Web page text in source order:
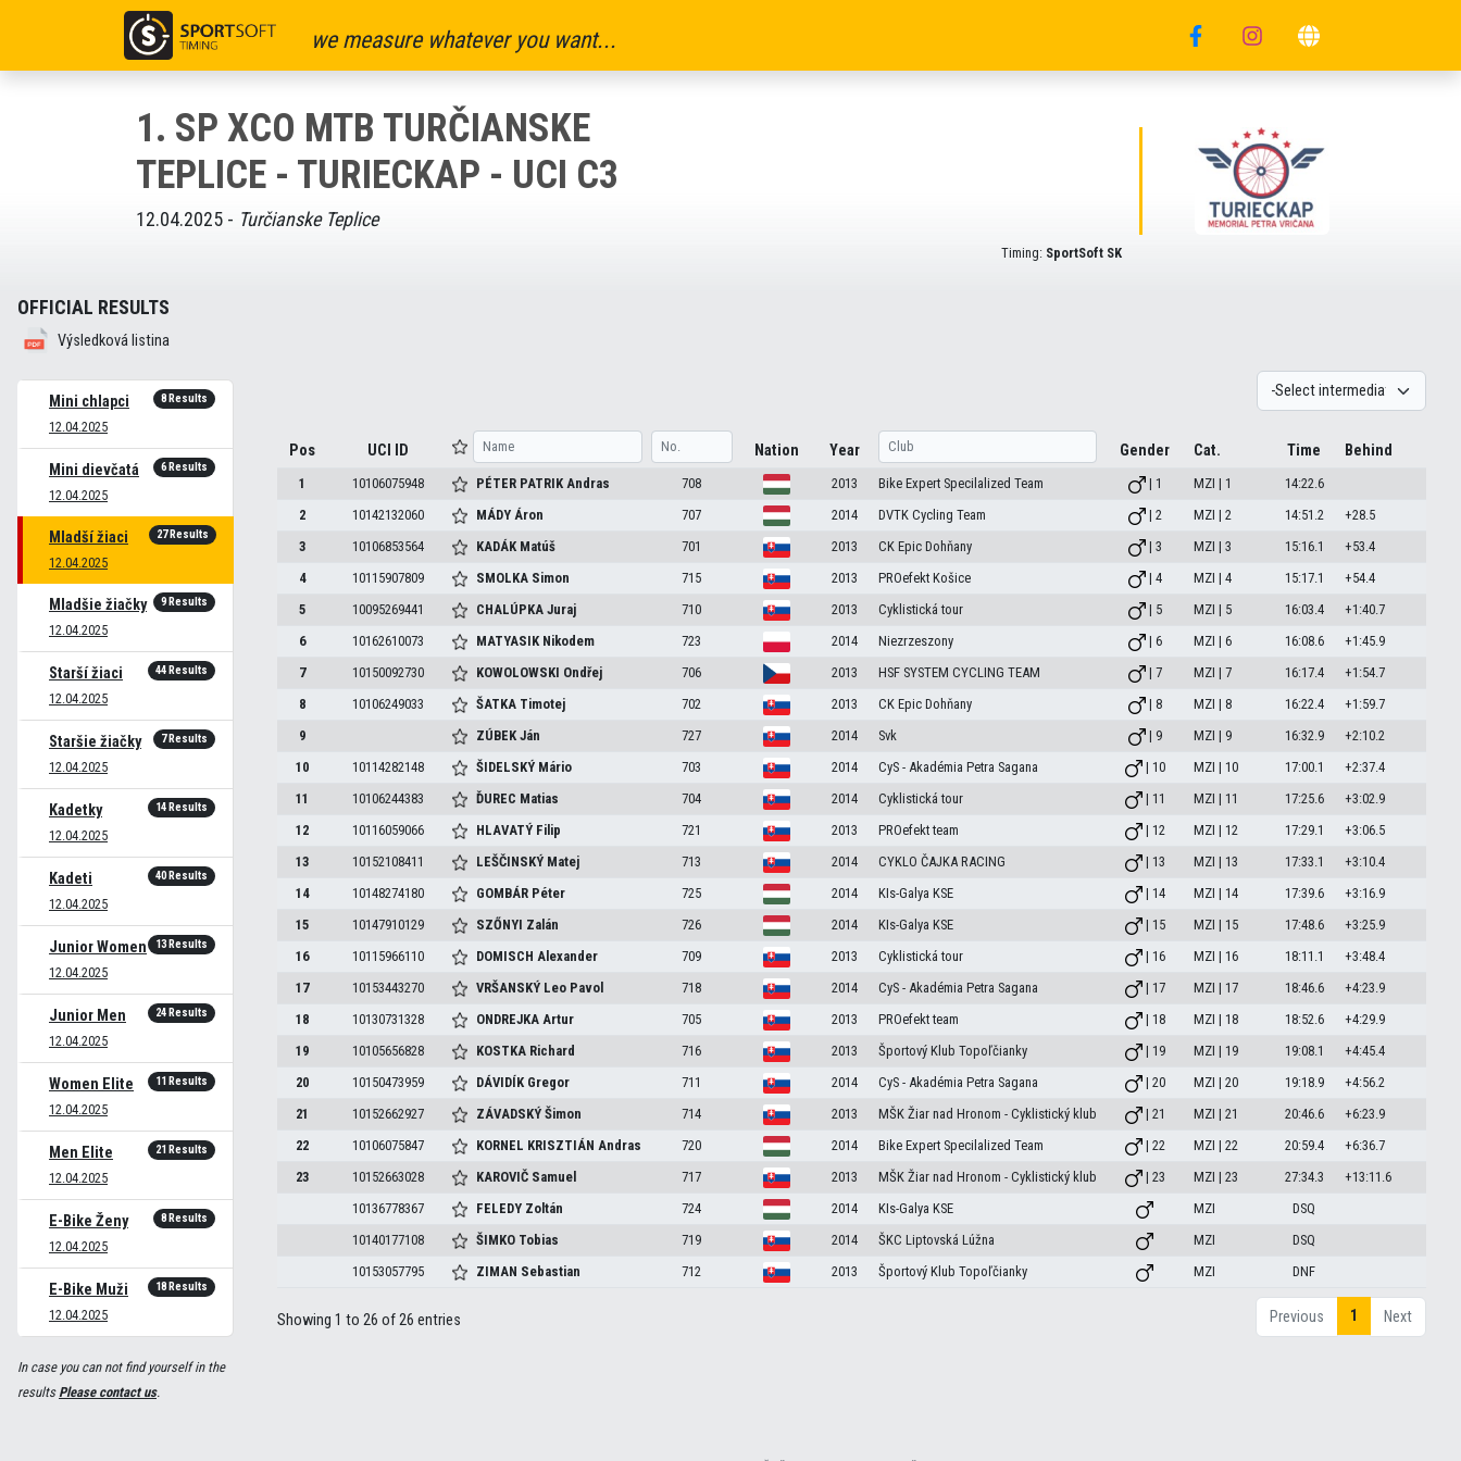
we measure whatever you want...
1. SP XCO MTB TURČIANSKE
TEPLICE - TURIECKAP - UCI C3
12.04.2025 - Turčianske Teplice
Timing: SportSoft SK
OFFICIAL RESULTS
Výsledková listina
Mini chlapci
12.04.2025
8 Results
Mini dievčatá
12.04.2025
6 Results
Mladší žiaci
12.04.2025
27 Results
Mladšie žiačky
12.04.2025
9 Results
Starší žiaci
12.04.2025
44 Results
Staršie žiačky
12.04.2025
7 Results
Kadetky
12.04.2025
14 Results
Kadeti
12.04.2025
40 Results
Junior Women
12.04.2025
13 Results
Junior Men
12.04.2025
24 Results
Women Elite
12.04.2025
11 Results
Men Elite
12.04.2025
21 Results
E-Bike Ženy
12.04.2025
8 Results
E-Bike Muži
12.04.2025
18 Results
In case you can not find yourself in the
resultsPlease contact us.
Pos UCI ID Nation Year Gender Cat. Time Behind
1 10106075948 PÉTER PATRIKAndras 708 2013 Bike Expert Specilalized Team | 1 MZI | 1
14:22.6
2
10142132060 MÁDYÁron 707 2014 DVTK Cycling Team | 2 MZI | 2 14:51.2
+28.5
3
10106853564 KADÁK Matúš 701 2013 CK Epic Dohňany | 3 MZI | 3 15:16.1
+53.4
4
10115907809 SMOLKA Simon 715 2013 PROefekt Košice | 4 MZI | 4 15:17.1
+54.4
5
10095269441 CHALÚPKAJuraj 710 2013 Cyklistická tour | 5 MZI | 5 16:03.4
+1:40.7
6
10162610073 MATYASIK Nikodem 723 2014 Niezrzeszony | 6 MZI | 6 16:08.6
+1:45.9
7
10150092730 KOWOLOWSKI Ondřej 706 2013 HSF SYSTEM CYCLING TEAM | 7 MZI | 7 16:17.4
+1:54.7
8
10106249033 ŠATKA Timotej 702 2013 CK Epic Dohňany | 8 MZI | 8 16:22.4
+1:59.7
9
ZÚBEKJán 727 2014 Svk | 9 MZI | 9 16:32.9
+2:10.2
10
10114282148 ŠIDELSKÝ Mário 703 2014 CyS - Akadémia Petra Sagana | 10 MZI | 10 17:00.1
+2:37.4
11
10106244383 ĎUREC Matias 704 2014 Cyklistická tour | 11 MZI | 11 17:25.6
+3:02.9
12
10116059066 HLAVATÝ Filip 721 2013 PROefekt team | 12 MZI | 12 17:29.1
+3:06.5
13
10152108411 LEŠČINSKÝ Matej 713 2014 CYKLO ČAJKA RACING | 13 MZI | 13 17:33.1
+3:10.4
14
10148274180 GOMBÁR Péter 725 2014 KIs-Galya KSE | 14 MZI | 14 17:39.6
+3:16.9
15
10147910129 SZŐNYI Zalán 726 2014 KIs-Galya KSE | 15 MZI | 15 17:48.6
+3:25.9
16
10115966110 DOMISCHAlexander 709 2013 Cyklistická tour | 16 MZI | 16 18:11.1
+3:48.4
17
10153443270 VRŠANSKÝ Leo Pavol 718 2014 CyS - Akadémia Petra Sagana | 17 MZI | 17 18:46.6
+4:23.9
18
10130731328 ONDREJKAArtur 705 2013 PROefekt team | 18 MZI | 18 18:52.6
+4:29.9
19
10105656828 KOSTKA Richard 716 2013 Športový Klub Topoľčianky | 19 MZI | 19 19:08.1
+4:45.4
20
10150473959 DÁVIDÍK Gregor 711 2014 CyS - Akadémia Petra Sagana | 20 MZI | 20 19:18.9
+4:56.2
21
10152662927 ZÁVADSKÝŠimon 714 2013 MŠK Žiar nad Hronom - Cyklistický klub | 21 MZI | 21 20:46.6
+6:23.9
22
10106075847 KORNEL KRISZTIÁNAndras 720 2014 Bike Expert Specilalized Team | 22 MZI | 22 20:59.4
+6:36.7
23
10152663028 KAROVIČ Samuel 717 2013 MŠK Žiar nad Hronom - Cyklistický klub | 23 MZI | 23 27:34.3
+13:11.6
10136778367
FELEDY Zoltán 724 2014 KIs-Galya KSE MZI
DSQ
10140177108
ŠIMKO Tobias 719 2014 ŠKC Liptovská Lúžna MZI
DSQ
10153057795
ZIMAN Sebastian 712 2013 Športový Klub Topoľčianky MZI DNF
Showing 1 to 26 of 26 entries Previous 1 Next